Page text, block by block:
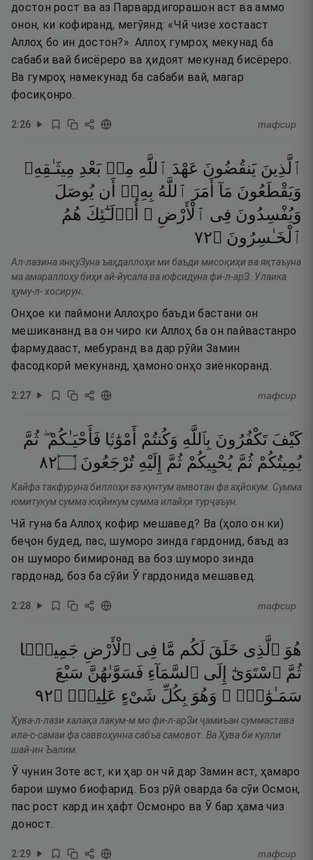
достон рост ва аз Парвардигорашон аст ва аммо
онон, ки кофиранд, мегӯянд: «Чӣ чизе хостааст
Аллоҳ бо ин достон?». Аллоҳ гумроҳ мекунад ба
сабаби вай бисёреро ва ҳидоят мекунад бисёреро.
Ва гумроҳ намекунад ба сабаби вай, магар
фосиқонро.
2:26 тафсир
ٱلَّذِينَ يَنقُضُونَ عَهْدَ ٱللَّهِ مِنۢ بَعْدِ مِيثَـٰقِهِۦ
وَيَقْطَعُونَ مَآ أَمَرَ ٱللَّهُ بِهِۦٓ أَن يُوصَلَ
وَيُفْسِدُونَ فِى ٱلْأَرْضِ ۚ أُو۟لَـٰٓئِكَ هُمُ
ٱلْخَـٰسِرُونَ ۝٢٧
Ал-лазина янқуЗуна ъаҳдаллоҳи ми баъди мисоқиҳи ва яқтаъуна
ма амараллоҳу биҳи ай-йусала ва юфсидуна фи-л-арЗ. Улаика
ҳуму-л- хосирун.
Онҳое ки паймони Аллоҳро баъди бастани он
мешикананд ва он чиро ки Аллоҳ ба он пайвастанро
фармудааст, мебуранд ва дар рӯйи Замин
фасодкорӣ мекунанд, ҳамоно онҳо зиёнкоранд.
2:27 тафсир
كَيْفَ تَكْفُرُونَ بِٱللَّهِ وَكُنتُمْ أَمْوَٰتًۭا فَأَحْيَـٰكُمْ ۖ ثُمَّ
يُمِيتُكُمْ ثُمَّ يُحْيِيكُمْ ثُمَّ إِلَيْهِ تُرْجَعُونَ ۝٢٨
Кайфа такфуруна биллоҳи ва кунтум амвотан фа аҳйокум. Сумма
юмитукум сумма юҳйикум сумма илайҳи турҷаъун.
Чӣ гуна ба Аллоҳ кофир мешавед? Ва (ҳоло он ки)
беҷон будед, пас, шуморо зинда гардонид, баъд аз
он шуморо бимиронад ва боз шуморо зинда
гардонад, боз ба сӯйи Ӯ гардонида мешавед.
2:28 тафсир
هُوَ ٱلَّذِى خَلَقَ لَكُم مَّا فِى ٱلْأَرْضِ جَمِيعًۭا
ثُمَّ ٱسْتَوَىٰٓ إِلَى ٱلسَّمَآءِ فَسَوَّىٰهُنَّ سَبْعَ
سَمَـٰوَٰتٍۢ ۚ وَهُوَ بِكُلِّ شَىْءٍ عَلِيمٌۭ ۝٢٩
Ҳува-л-лази халақа лакум-м мо фи-л-арЗи ҷамиъан суммастава
ила-с-самаи фа саввоҳунна сабъа самовот. Ва Ҳува би кулли
шай-ин Ъалим.
Ӯ чунин Зоте аст, ки ҳар он чӣ дар Замин аст, ҳамаро
барои шумо биофарид. Боз рӯй оварда ба сӯи Осмон,
пас рост кард ин ҳафт Осмонро ва Ӯ бар ҳама чиз
доност.
2:29 тафсир